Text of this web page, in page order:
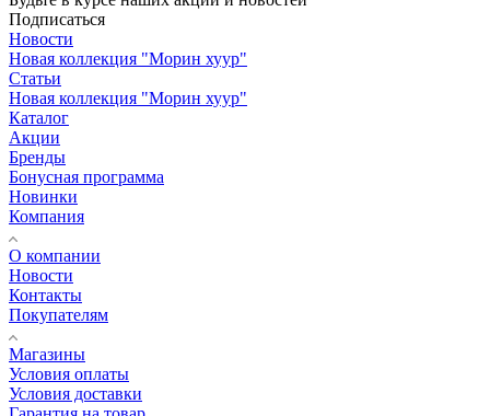
Подписаться
Новости
Новая коллекция "Морин хуур"
Статьи
Новая коллекция "Морин хуур"
Каталог
Акции
Бренды
Бонусная программа
Новинки
Компания
О компании
Новости
Контакты
Покупателям
Магазины
Условия оплаты
Условия доставки